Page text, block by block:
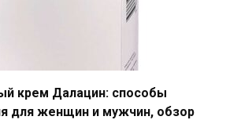
крем Далацин: способы
для женщин и мужчин, обзор